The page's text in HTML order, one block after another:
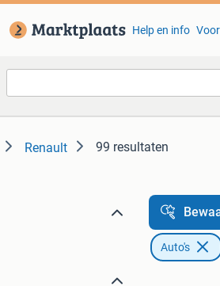
Help en info
Renault 99 resultaten
Auto's